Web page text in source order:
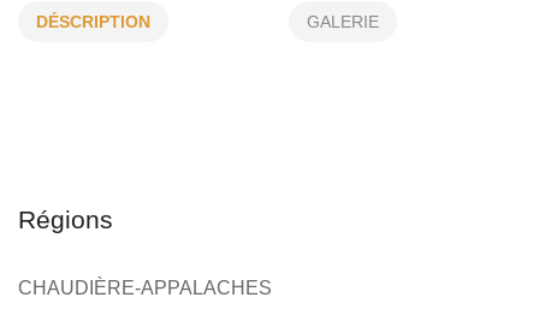
ENTREPRENEUR SPÉCIALISÉ EN
DÉSCRIPTION GALERIE
Régions
CHAUDIÈRE-APPALACHES